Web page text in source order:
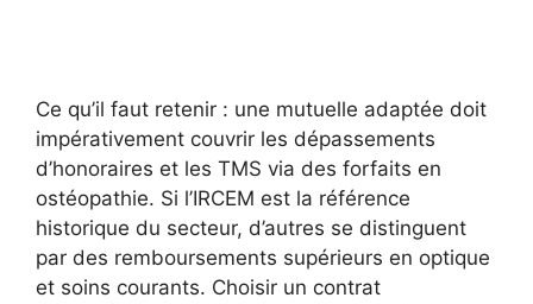
Ce qu’il faut retenir : une mutuelle adaptée doit
impérativement couvrir les dépassements
d’honoraires et les TMS via des forfaits en
ostéopathie. Si l’IRCEM est la référence
historique du secteur, d’autres se distinguent
par des remboursements supérieurs en optique
et soins courants. Choisir un contrat